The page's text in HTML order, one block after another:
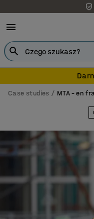
Case studies MTA – en